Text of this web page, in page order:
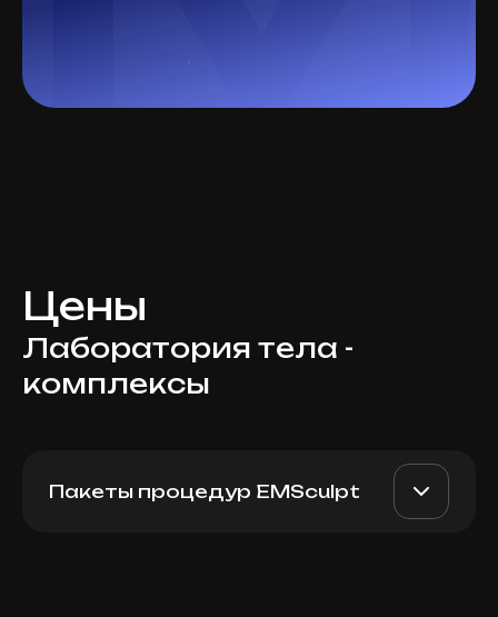
Цены
Лаборатория тела -
комплексы
Пакеты процедур EMSculpt